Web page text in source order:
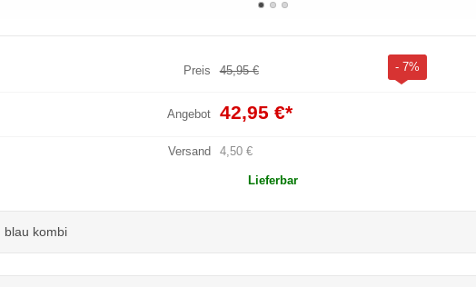
Preis 45,95 € - 7%
Angebot 42,95 €*
Versand 4,50 €
Lieferbar
blau kombi